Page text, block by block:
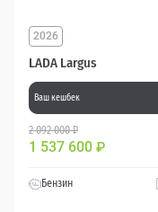
LADA Largus
2026
Ваш кешбек
2 092 000 ₽
1 537 600 ₽
Бензин